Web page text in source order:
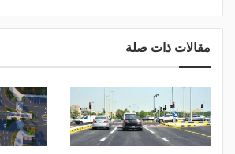
مقالات ذات صلة